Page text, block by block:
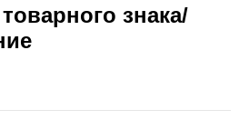
знака/